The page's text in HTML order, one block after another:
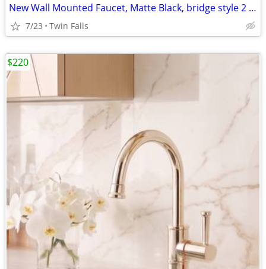
New Wall Mounted Faucet, Matte Black, bridge style 2 handles
7/23 Twin Falls
$220